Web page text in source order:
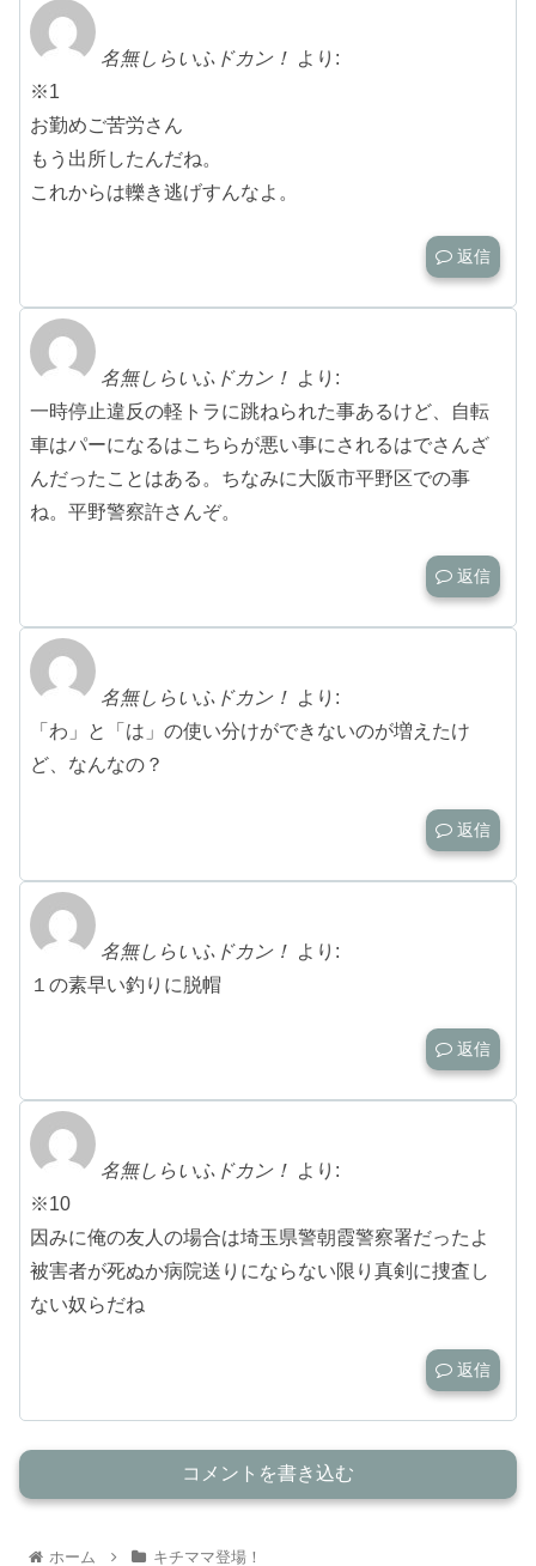
名無しらいふドカン！ より:
※1
お勤めご苦労さん
もう出所したんだね。
これからは轢き逃げすんなよ。
返信
名無しらいふドカン！ より:
一時停止違反の軽トラに跳ねられた事あるけど、自転
車はパーになるはこちらが悪い事にされるはでさんざ
んだったことはある。ちなみに大阪市平野区での事
ね。平野警察許さんぞ。
返信
名無しらいふドカン！ より:
「わ」と「は」の使い分けができないのが増えたけ
ど、なんなの？
返信
名無しらいふドカン！ より:
１の素早い釣りに脱帽
返信
名無しらいふドカン！ より:
※10
因みに俺の友人の場合は埼玉県警朝霞警察署だったよ
被害者が死ぬか病院送りにならない限り真剣に捜査し
ない奴らだね
返信
コメントを書き込む
ホーム キチママ登場！